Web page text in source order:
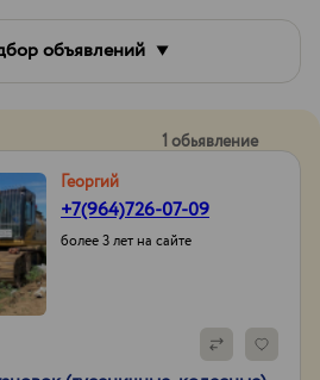
объявлений
1 обьявление
Георгий
+7(964)726-07-09
более 3 лет на сайте